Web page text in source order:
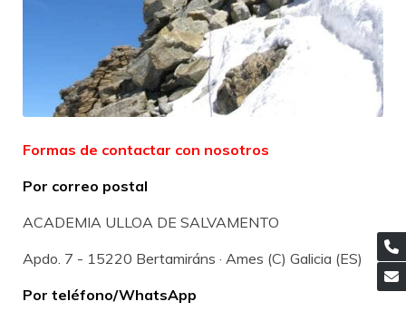
Formas de contactar con nosotros
Por correo postal
ACADEMIA ULLOA DE SALVAMENTO
Apdo. 7 - 15220 Bertamiráns · Ames (C) Galicia (ES)
Por teléfono/WhatsApp